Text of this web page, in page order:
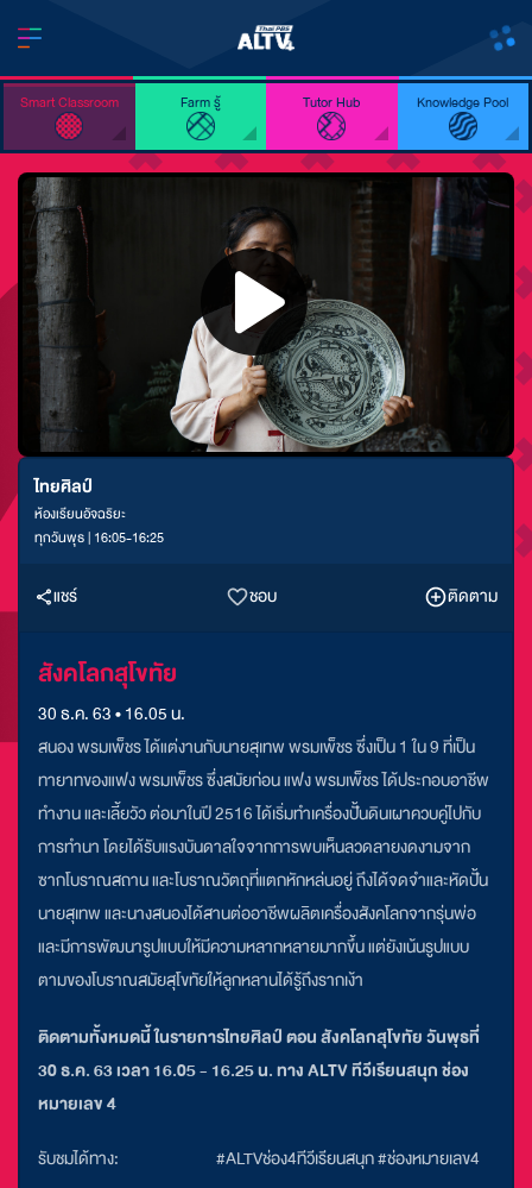
Smart Classroom Farm รู้ Tutor Hub Knowledge Pool
ไทยศิลป์
ห้องเรียนอัจฉริยะ
ทุกวันพุธ | 16:05-16:25
แชร์ ชอบ ติดตาม
สังคโลกสุโขทัย
30 ธ.ค. 63 • 16.05 น.
สนอง พรมเพ็ชร ได้แต่งานกับนายสุเทพ พรมเพ็ชร ซึ่งเป็น 1 ใน 9 ที่เป็น
ทายาทของแฟง พรมเพ็ชร ซึ่งสมัยก่อน แฟง พรมเพ็ชร ได้ประกอบอาชีพ
ทำงาน และเลี้ยวัว ต่อมาในปี 2516 ได้เริ่มทำเครื่องปั้นดินเผาควบคู่ไปกับ
การทำนา โดยได้รับแรงบันดาลใจจากการพบเห็นลวดลายงดงามจาก
ซากโบราณสถาน และโบราณวัตถุที่แตกหักหล่นอยู่ ถึงได้จดจำและหัดปั้น
นายสุเทพ และนางสนองได้สานต่ออาชีพผลิตเครื่องสังคโลกจากรุ่นพ่อ
และมีการพัฒนารูปแบบให้มีความหลากหลายมากขึ้น แต่ยังเน้นรูปแบบ
ตามของโบราณสมัยสุโขทัยให้ลูกหลานได้รู้ถึงรากเง้า
ติดตามทั้งหมดนี้ ในรายการไทยศิลป์ ตอน สังคโลกสุโขทัยวันพุธที่
30 ธ.ค. 63 เวลา 16.05 - 16.25 น. ทาง ALTV ทีวีเรียนสนุก ช่อง
หมายเลข 4
รับชมได้ทาง:
#ALTVช่อง4ทีวีเรียนสนุก #ช่องหมายเลข4